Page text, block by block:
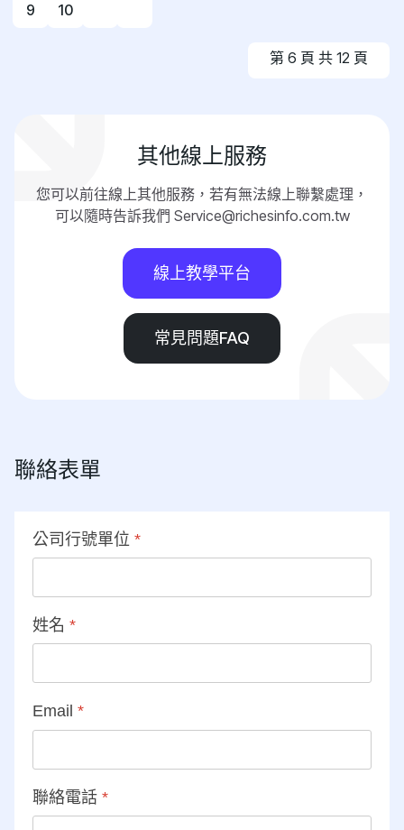
9 10
第 6 頁 共 12 頁
其他線上服務
您可以前往線上其他服務，若有無法線上聯繫處理，
可以隨時告訴我們 Service@richesinfo.com.tw
線上教學平台
常見問題FAQ
聯絡表單
公司行號單位 *
姓名 *
Email *
聯絡電話 *